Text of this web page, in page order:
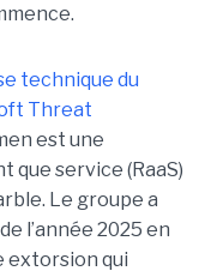
technique du
Threat
est une
que service (RaaS)
Le groupe a
l’année 2025 en
extorsion qui